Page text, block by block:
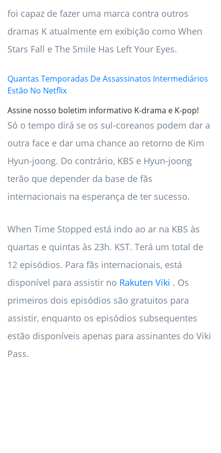
foi capaz de fazer uma marca contra outros
dramas K atualmente em exibição como When
Stars Fall e The Smile Has Left Your Eyes.
Quantas Temporadas De Assassinatos Intermediários
Estão No Netflix
Assine nosso boletim informativo K-drama e K-pop!
Só o tempo dirá se os sul-coreanos podem dar a
outra face e dar uma chance ao retorno de Kim
Hyun-joong. Do contrário, KBS e Hyun-joong
terão que depender da base de fãs
internacionais na esperança de ter sucesso.
When Time Stopped está indo ao ar na KBS às
quartas e quintas às 23h. KST. Terá um total de
12 episódios. Para fãs internacionais, está
disponível para assistir no Rakuten Viki . Os
primeiros dois episódios são gratuitos para
assistir, enquanto os episódios subsequentes
estão disponíveis apenas para assinantes do Viki
Pass.